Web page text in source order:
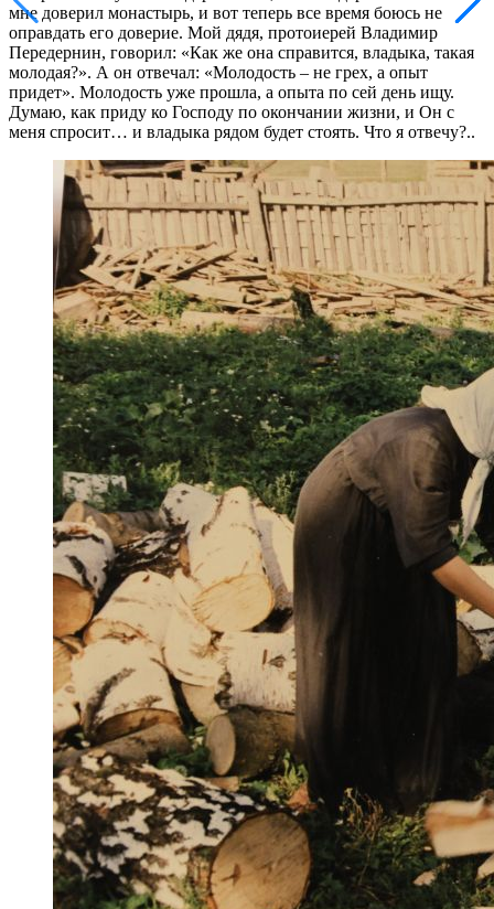
мне доверил монастырь, и вот теперь все время боюсь не
оправдать его доверие. Мой дядя, протоиерей Владимир
Передернин, говорил: «Как же она справится, владыка, такая
молодая?». А он отвечал: «Молодость – не грех, а опыт
придет». Молодость уже прошла, а опыта по сей день ищу.
Думаю, как приду ко Господу по окончании жизни, и Он с
меня спросит… и владыка рядом будет стоять. Что я отвечу?..